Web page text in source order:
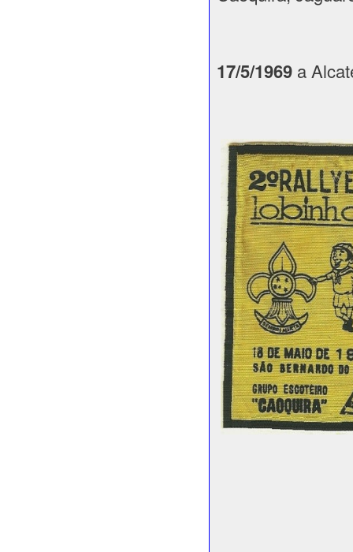
17/5/1969 a